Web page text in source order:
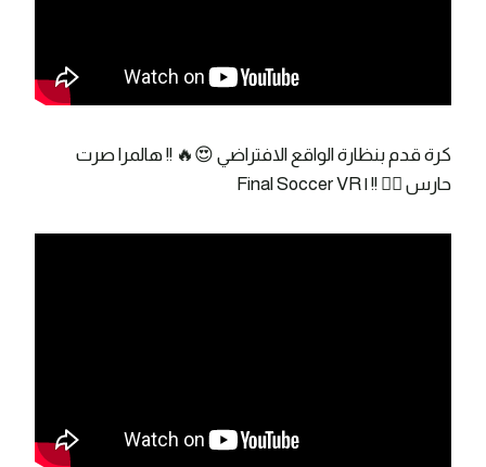
كرة قدم بنظارة الواقع الافتراضي 😍🔥 !! هالمرا صرت
حارس 👌🏼 !! | Final Soccer VR